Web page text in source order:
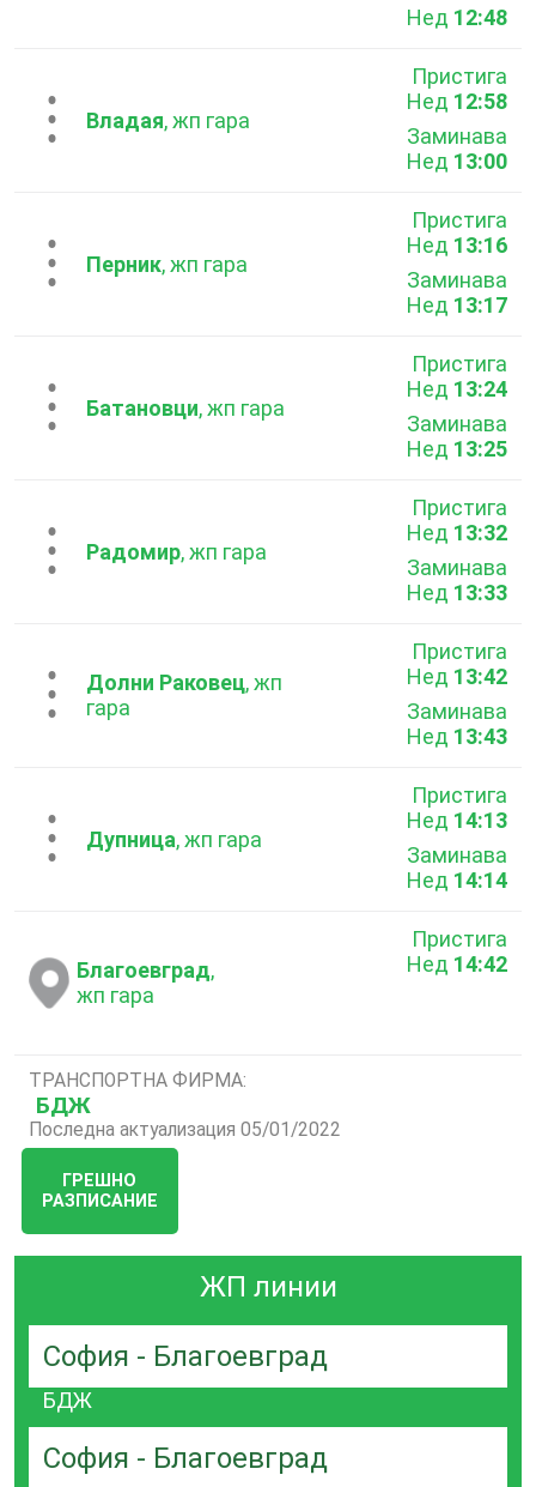
Нед 12:48
...Владая, жп гара
Пристига
Нед 12:58
Заминава
Нед 13:00
...Перник, жп гара
Пристига
Нед 13:16
Заминава
Нед 13:17
...Батановци, жп гара
Пристига
Нед 13:24
Заминава
Нед 13:25
...Радомир, жп гара
Пристига
Нед 13:32
Заминава
Нед 13:33
...Долни Раковец, жп
гара
Пристига
Нед 13:42
Заминава
Нед 13:43
...Дупница, жп гара
Пристига
Нед 14:13
Заминава
Нед 14:14
Благоевград,
жп гара
Пристига
Нед 14:42
ТРАНСПОРТНА ФИРМА:
БДЖ
Последна актуализация 05/01/2022
ГРЕШНО
РАЗПИСАНИЕ
ЖП линии
София - Благоевград
БДЖ
София - Благоевград